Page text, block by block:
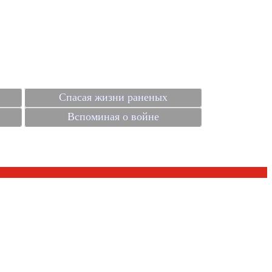
Спасая жизни раненых
Вспоминая о войне